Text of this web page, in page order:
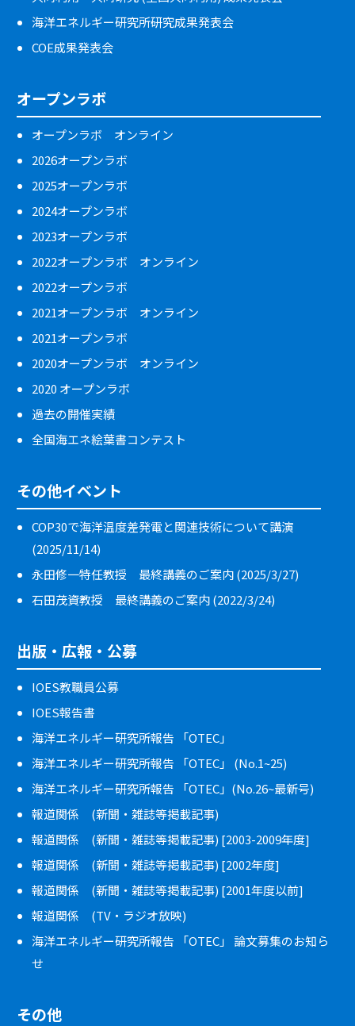
海洋エネルギー研究所研究成果発表会
COE成果発表会
オープンラボ
オープンラボ オンライン
2026オープンラボ
2025オープンラボ
2024オープンラボ
2023オープンラボ
2022オープンラボ オンライン
2022オープンラボ
2021オープンラボ オンライン
2021オープンラボ
2020オープンラボ オンライン
2020 オープンラボ
過去の開催実績
全国海エネ絵葉書コンテスト
その他イベント
COP30で海洋温度差発電と関連技術について講演
(2025/11/14)
永田修一特任教授 最終講義のご案内 (2025/3/27)
石田茂資教授 最終講義のご案内 (2022/3/24)
出版・広報・公募
IOES教職員公募
IOES報告書
海洋エネルギー研究所報告 「OTEC」
海洋エネルギー研究所報告 「OTEC」 (No.1~25)
海洋エネルギー研究所報告 「OTEC」(No.26~最新号)
報道関係 (新聞・雑誌等掲載記事)
報道関係 (新聞・雑誌等掲載記事) [2003-2009年度]
報道関係 (新聞・雑誌等掲載記事) [2002年度]
報道関係 (新聞・雑誌等掲載記事) [2001年度以前]
報道関係 (TV・ラジオ放映)
海洋エネルギー研究所報告 「OTEC」 論文募集のお知ら
せ
その他